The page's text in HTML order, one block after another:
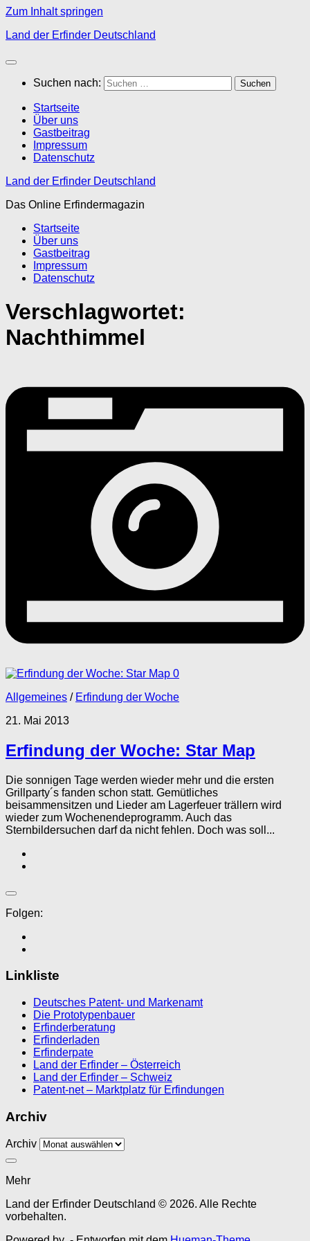
Zum Inhalt springen
Land der Erfinder Deutschland
Suchen nach:
Startseite
Über uns
Gastbeitrag
Impressum
Datenschutz
Land der Erfinder Deutschland
Das Online Erfindermagazin
Startseite
Über uns
Gastbeitrag
Impressum
Datenschutz
Verschlagwortet:
Nachthimmel
0
Allgemeines / Erfindung der Woche
21. Mai 2013
Erfindung der Woche: Star Map
Die sonnigen Tage werden wieder mehr und die ersten
Grillparty´s fanden schon statt. Gemütliches
beisammensitzen und Lieder am Lagerfeuer trällern wird
wieder zum Wochenendeprogramm. Auch das
Sternbildersuchen darf da nicht fehlen. Doch was soll...
Folgen:
Linkliste
Deutsches Patent- und Markenamt
Die Prototypenbauer
Erfinderberatung
Erfinderladen
Erfinderpate
Land der Erfinder – Österreich
Land der Erfinder – Schweiz
Patent-net – Marktplatz für Erfindungen
Archiv
Archiv
Mehr
Land der Erfinder Deutschland © 2026. Alle Rechte
vorbehalten.